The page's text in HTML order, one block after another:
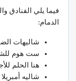
فيما يلي الفنادق
الدمام:
شاليهات
ست هوم
هنا الحلم
شاليه أمبريلا